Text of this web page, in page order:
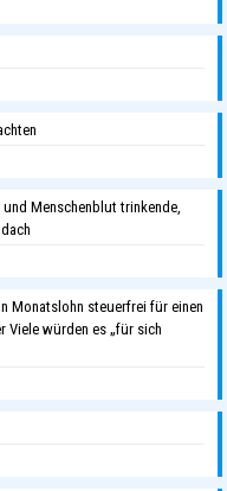
Menschenblut trinkende,
Monatslohn steuerfrei für einen
Viele würden es „für sich